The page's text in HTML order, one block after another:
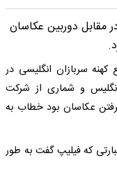
انگلیس در مقابل دوربین عکاسان
سربازان انگلیسی در
و شماری از شرکت
عکاسان بود خطاب به
که فیلیپ گفت به طور